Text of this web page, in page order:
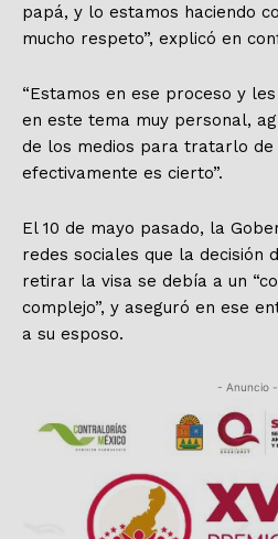
papá, y lo estamos haciendo
mucho respeto”, explicó en
“Estamos en ese proceso y
en este tema muy personal,
de los medios para tratarlo de
efectivamente es cierto”.
El 10 de mayo pasado, la
redes sociales que la decisión
retirar la visa se debía a un
complejo”, y aseguró en ese
a su esposo.
- Anuncio -